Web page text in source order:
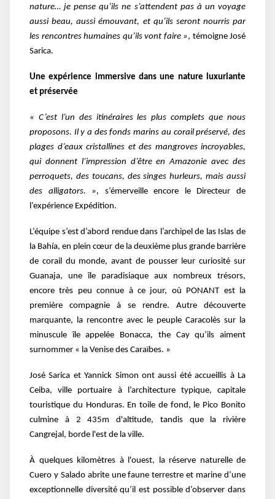
nature… je pense qu’ils ne s’attendent pas à un voyage
aussi beau, aussi émouvant, et qu’ils seront nourris par
les rencontres humaines qu’ils vont faire », témoigne José
Sarica.
Une expérience immersive dans une nature luxuriante
et préservée
« C’est l’un des itinéraires les plus complets que nous
proposons. Il y a des fonds marins au corail préservé, des
plages d’eaux cristallines et des mangroves incroyables,
qui donnent l’impression d’être en Amazonie avec des
perroquets, des toucans, des singes hurleurs, mais aussi
des alligators. », s’émerveille encore le Directeur de
l’expérience Expédition.
L’équipe s’est d’abord rendue dans l’archipel de las Islas de
la Bahía, en plein cœur de la deuxième plus grande barrière
de corail du monde, avant de pousser leur curiosité sur
Guanaja, une île paradisiaque aux nombreux trésors,
encore très peu connue à ce jour, où PONANT est la
première compagnie à se rendre. Autre découverte
marquante, la rencontre avec le peuple Caracolès sur la
minuscule île appelée Bonacca, the Cay qu’ils aiment
surnommer « la Venise des Caraïbes. »
José Sarica et Yannick Simon ont aussi été accueillis à La
Ceiba, ville portuaire à l’architecture typique, capitale
touristique du Honduras. En toile de fond, le Pico Bonito
culmine à 2 435m d'altitude, tandis que la rivière
Cangrejal, borde l'est de la ville.
À quelques kilomètres à l'ouest, la réserve naturelle de
Cuero y Salado abrite une faune terrestre et marine d’une
exceptionnelle diversité qu’il est possible d’observer dans